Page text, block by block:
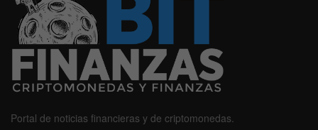
Portal de noticias financieras y de criptomonedas.